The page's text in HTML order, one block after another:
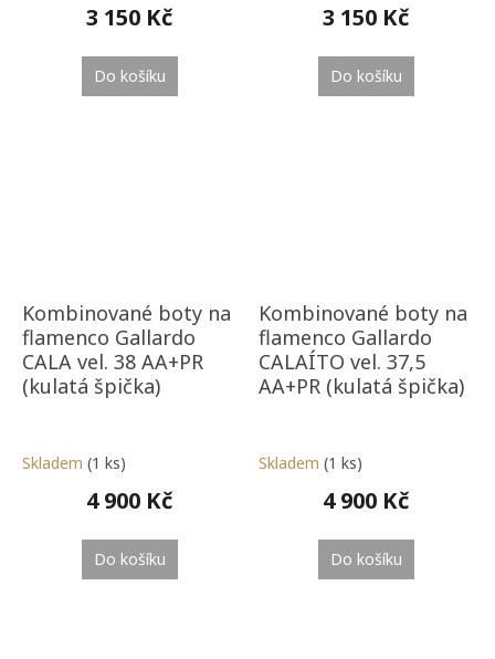
3 150 Kč
Do košíku
3 150 Kč
Do košíku
Kombinované boty na
flamenco Gallardo
CALA vel. 38 AA+PR
(kulatá špička)
Skladem (1 ks)
4 900 Kč
Do košíku
Kombinované boty na
flamenco Gallardo
CALAÍTO vel. 37,5
AA+PR (kulatá špička)
Skladem (1 ks)
4 900 Kč
Do košíku